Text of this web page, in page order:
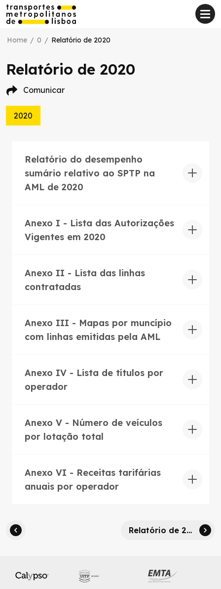
Home / 0 / Relatório de 2020
Relatório de 2020
Comunicar
2020
Relatório do desempenho
sumário relativo ao SPTP na
AML de 2020
Anexo I - Lista das Autorizações
Vigentes em 2020
Anexo II - Lista das linhas
contratadas
Anexo III - Mapas por muncípio
com linhas emitidas pela AML
Anexo IV - Lista de títulos por
operador
Anexo V - Número de veículos
por lotação total
Anexo VI - Receitas tarifárias
anuais por operador
Relatório de 2016 a 2019